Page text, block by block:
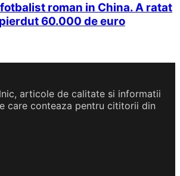
roman in China. A ratat
60.000 de euro
articole de calitate si informatii
care conteaza pentru cititorii din